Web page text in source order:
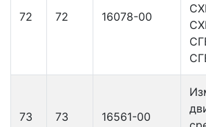
72 72 16078-00
73 73 16561-00